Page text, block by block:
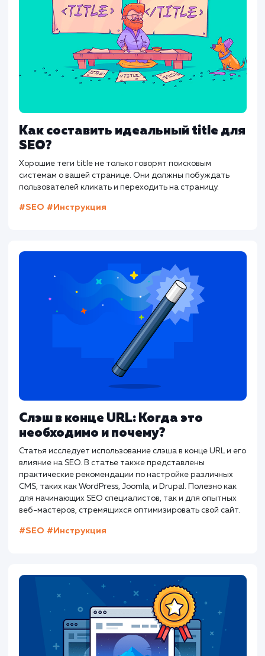
поисковых систем, избегать
ошибок и даже улучшить
мультисайтовые структуры.
Не забывайте тестировать свои
использовать доступные инструменты,
как Яндекс.Вебмастер и
следить за последними обновлениями в
SEO.
С правильным подходом файл robots.txt
стать мощным инструментом в вашем
SEO-специалиста. Он не только защитит
Полезные ресурсы:
Яндекс.Вебмастер
Google Search Console
Сервис проверки robots.txt